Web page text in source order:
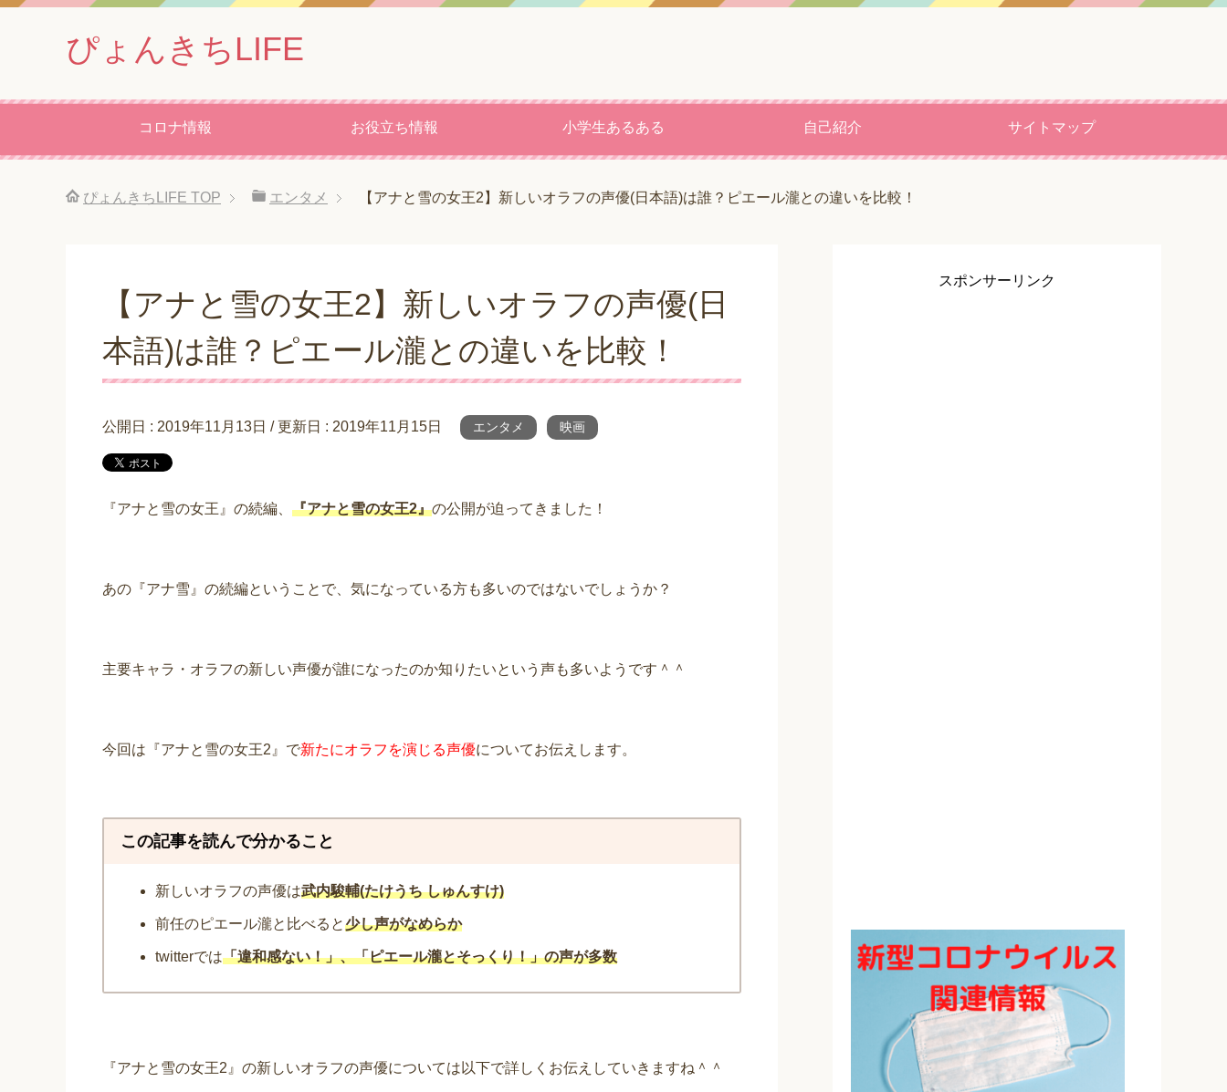
ぴょんきちLIFE
コロナ情報 お役立ち情報 小学生あるある 自己紹介 サイトマップ
ぴょんきちLIFE TOP エンタメ 【アナと雪の女王2】新しいオラフの声優(日本語)は誰？ピエール瀧との違いを比較！
【アナと雪の女王2】新しいオラフの声優(日
本語)は誰？ピエール瀧との違いを比較！
公開日 : 2019年11月13日 / 更新日 : 2019年11月15日 エンタメ 映画
『アナと雪の女王』の続編、 『アナと雪の女王2』の公開が迫ってきました！
あの『アナ雪』の続編ということで、気になっている方も多いのではないでしょうか？
主要キャラ・オラフの新しい声優が誰になったのか知りたいという声も多いようです＾＾
今回は『アナと雪の女王2』で新たにオラフを演じる声優についてお伝えします。
この記事を読んで分かること
新しいオラフの声優は武内駿輔(たけうち しゅんすけ)
前任のピエール瀧と比べると少し声がなめらか
twitterでは「違和感ない！」、「ピエール瀧とそっくり！」の声が多数
『アナと雪の女王2』の新しいオラフの声優については以下で詳しくお伝えしていきますね＾＾
スポンサーリンク